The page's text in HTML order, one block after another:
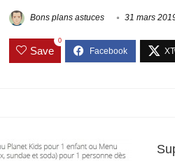
Bons plans astuces 31 mars
Save
0